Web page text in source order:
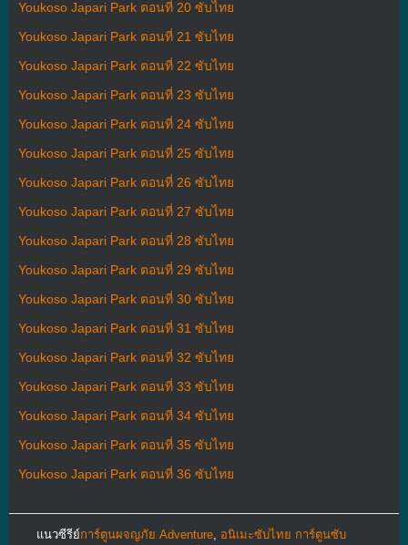
Youkoso Japari Park ตอนที่ 20 ซับไทย
Youkoso Japari Park ตอนที่ 21 ซับไทย
Youkoso Japari Park ตอนที่ 22 ซับไทย
Youkoso Japari Park ตอนที่ 23 ซับไทย
Youkoso Japari Park ตอนที่ 24 ซับไทย
Youkoso Japari Park ตอนที่ 25 ซับไทย
Youkoso Japari Park ตอนที่ 26 ซับไทย
Youkoso Japari Park ตอนที่ 27 ซับไทย
Youkoso Japari Park ตอนที่ 28 ซับไทย
Youkoso Japari Park ตอนที่ 29 ซับไทย
Youkoso Japari Park ตอนที่ 30 ซับไทย
Youkoso Japari Park ตอนที่ 31 ซับไทย
Youkoso Japari Park ตอนที่ 32 ซับไทย
Youkoso Japari Park ตอนที่ 33 ซับไทย
Youkoso Japari Park ตอนที่ 34 ซับไทย
Youkoso Japari Park ตอนที่ 35 ซับไทย
Youkoso Japari Park ตอนที่ 36 ซับไทย
แนวซีรีย์การ์ตูนผจญภัย Adventure, อนิเมะซับไทย การ์ตูนซับ